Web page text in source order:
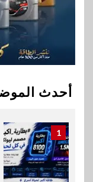
أحدث
1